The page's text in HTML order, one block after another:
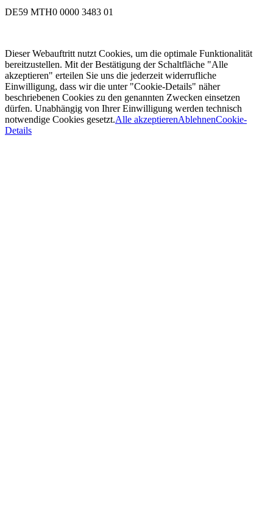
DE59 MTH0 0000 3483 01
Dieser Webauftritt nutzt Cookies, um die optimale Funktionalität
bereitzustellen. Mit der Bestätigung der Schaltfläche "Alle
akzeptieren" erteilen Sie uns die jederzeit widerrufliche
Einwilligung, dass wir die unter "Cookie-Details" näher
beschriebenen Cookies zu den genannten Zwecken einsetzen
dürfen. Unabhängig von Ihrer Einwilligung werden technisch
notwendige Cookies gesetzt.Alle akzeptierenAblehnenCookie-
Details